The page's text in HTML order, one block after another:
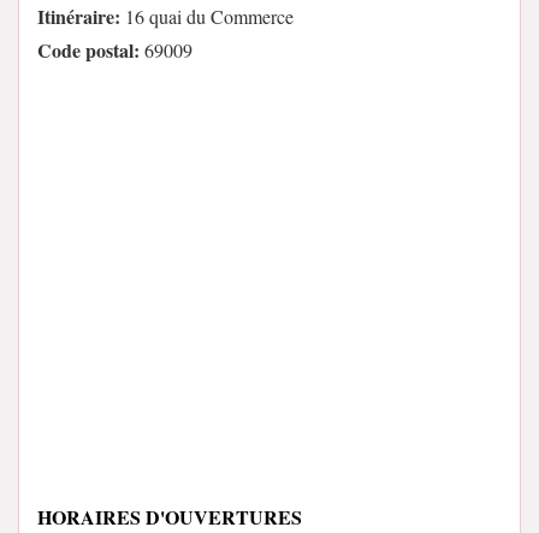
Itinéraire: 16 quai du Commerce
Code postal: 69009
HORAIRES D'OUVERTURES